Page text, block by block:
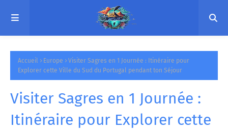
Accueil Europe
Visiter Sagres en 1 Journée : Itinéraire pour
Explorer cette Ville du Sud du Portugal pendant ton Séjour
Visiter Sagres en 1 Journée :
Itinéraire pour Explorer cette